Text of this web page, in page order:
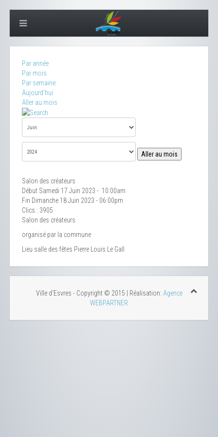
Par année
Par mois
Par semaine
Aujourd'hui
Aller au mois
Aller au mois
Salon des créateurs
Début Samedi 17 Juin 2023 - 10:00am
Fin Dimanche 18 Juin 2023 - 06:00pm
Clics : 3905
Salon des créateurs
organisé par la commune
Lieu salle des fêtes Pierre Louis Le Gall
Ville d'Esvres - Copyright © 2015 | Réalisation: Agence
WEBPARTNER